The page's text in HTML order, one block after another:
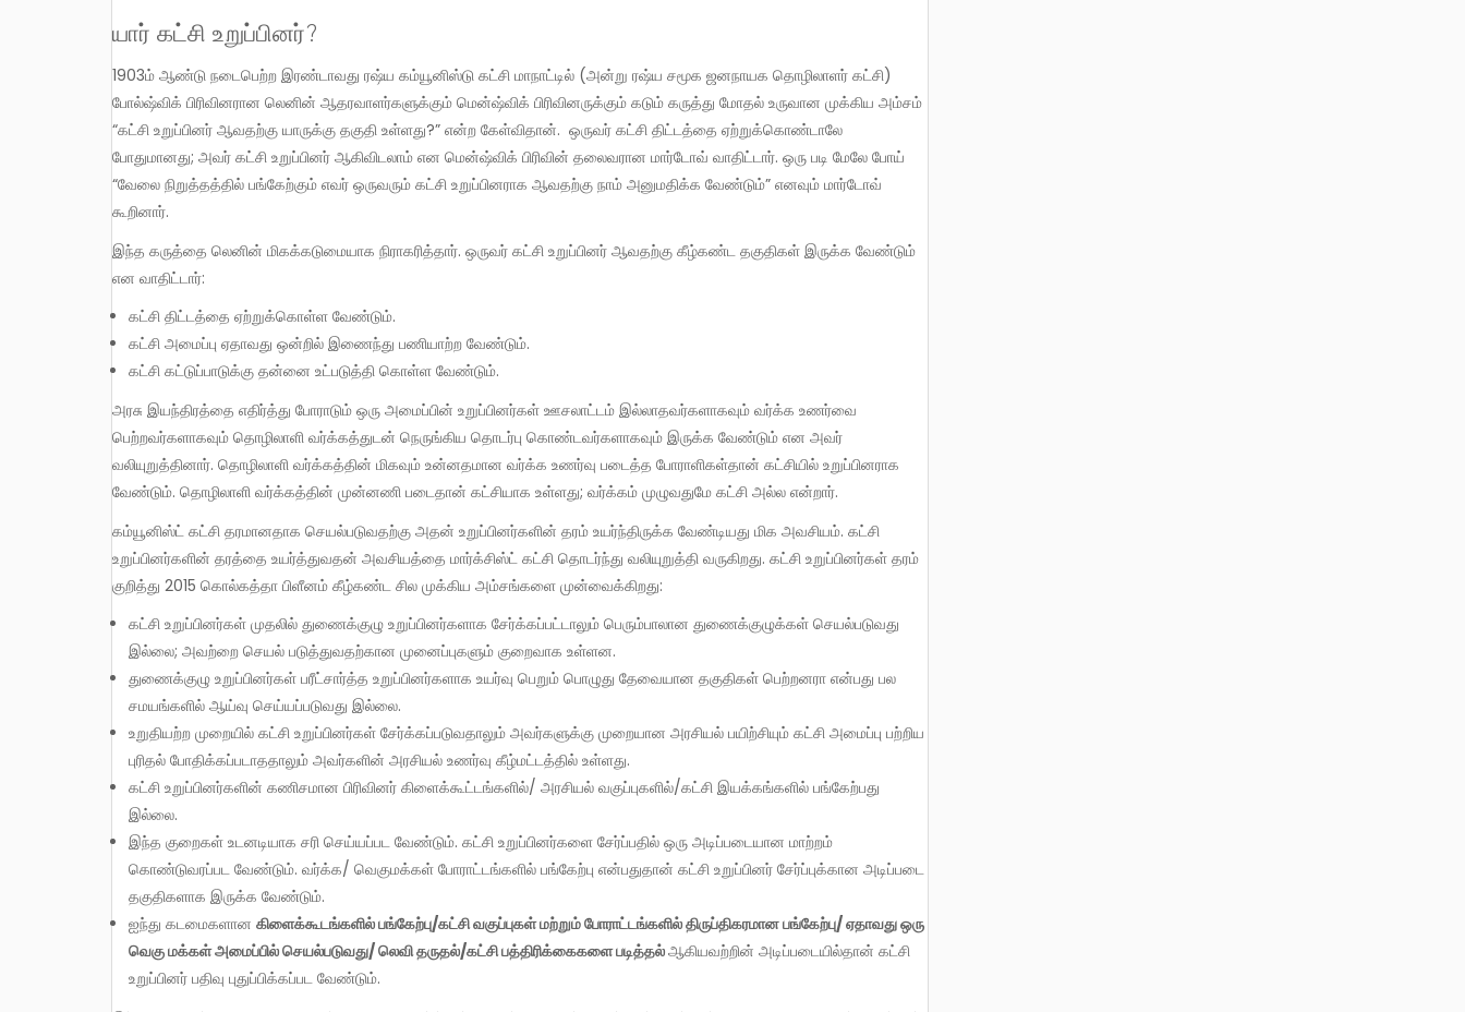
யார் கட்சி உறுப்பினர்?
1903ம் ஆண்டு நடைபெற்ற இரண்டாவது ரஷ்ய கம்யூனிஸ்டு கட்சி மாநாட்டில் (அன்று ரஷ்ய சமூக ஜனநாயக தொழிலாளர் கட்சி)
போல்ஷ்விக் பிரிவினரான லெனின் ஆதரவாளர்களுக்கும் மென்ஷ்விக் பிரிவினருக்கும் கடும் கருத்து மோதல் உருவான முக்கிய அம்சம்
“கட்சி உறுப்பினர் ஆவதற்கு யாருக்கு தகுதி உள்ளது?” என்ற கேள்விதான். ஒருவர் கட்சி திட்டத்தை ஏற்றுக்கொண்டாலே
போதுமானது; அவர் கட்சி உறுப்பினர் ஆகிவிடலாம் என மென்ஷ்விக் பிரிவின் தலைவரான மார்டோவ் வாதிட்டார். ஒரு படி மேலே போய்
“வேலை நிறுத்தத்தில் பங்கேற்கும் எவர் ஒருவரும் கட்சி உறுப்பினராக ஆவதற்கு நாம் அனுமதிக்க வேண்டும்” எனவும் மார்டோவ்
கூறினார்.
இந்த கருத்தை லெனின் மிகக்கடுமையாக நிராகரித்தார். ஒருவர் கட்சி உறுப்பினர் ஆவதற்கு கீழ்கண்ட தகுதிகள் இருக்க வேண்டும்
என வாதிட்டார்:
கட்சி திட்டத்தை ஏற்றுக்கொள்ள வேண்டும்.
கட்சி அமைப்பு ஏதாவது ஒன்றில் இணைந்து பணியாற்ற வேண்டும்.
கட்சி கட்டுப்பாடுக்கு தன்னை உட்படுத்தி கொள்ள வேண்டும்.
அரசு இயந்திரத்தை எதிர்த்து போராடும் ஒரு அமைப்பின் உறுப்பினர்கள் ஊசலாட்டம் இல்லாதவர்களாகவும் வர்க்க உணர்வை
பெற்றவர்களாகவும் தொழிலாளி வர்க்கத்துடன் நெருங்கிய தொடர்பு கொண்டவர்களாகவும் இருக்க வேண்டும் என அவர்
வலியுறுத்தினார். தொழிலாளி வர்க்கத்தின் மிகவும் உன்னதமான வர்க்க உணர்வு படைத்த போராளிகள்தான் கட்சியில் உறுப்பினராக
வேண்டும். தொழிலாளி வர்க்கத்தின் முன்னணி படைதான் கட்சியாக உள்ளது; வர்க்கம் முழுவதுமே கட்சி அல்ல என்றார்.
கம்யூனிஸ்ட் கட்சி தரமானதாக செயல்படுவதற்கு அதன் உறுப்பினர்களின் தரம் உயர்ந்திருக்க வேண்டியது மிக அவசியம். கட்சி
உறுப்பினர்களின் தரத்தை உயர்த்துவதன் அவசியத்தை மார்க்சிஸ்ட் கட்சி தொடர்ந்து வலியுறுத்தி வருகிறது. கட்சி உறுப்பினர்கள் தரம்
குறித்து 2015 கொல்கத்தா பிளீனம் கீழ்கண்ட சில முக்கிய அம்சங்களை முன்வைக்கிறது:
கட்சி உறுப்பினர்கள் முதலில் துணைக்குழு உறுப்பினர்களாக சேர்க்கப்பட்டாலும் பெரும்பாலான துணைக்குழுக்கள் செயல்படுவது
இல்லை; அவற்றை செயல் படுத்துவதற்கான முனைப்புகளும் குறைவாக உள்ளன.
துணைக்குழு உறுப்பினர்கள் பரீட்சார்த்த உறுப்பினர்களாக உயர்வு பெறும் பொழுது தேவையான தகுதிகள் பெற்றனரா என்பது பல
சமயங்களில் ஆய்வு செய்யப்படுவது இல்லை.
உறுதியற்ற முறையில் கட்சி உறுப்பினர்கள் சேர்க்கப்படுவதாலும் அவர்களுக்கு முறையான அரசியல் பயிற்சியும் கட்சி அமைப்பு பற்றிய
புரிதல் போதிக்கப்படாததாலும் அவர்களின் அரசியல் உணர்வு கீழ்மட்டத்தில் உள்ளது.
கட்சி உறுப்பினர்களின் கணிசமான பிரிவினர் கிளைக்கூட்டங்களில்/ அரசியல் வகுப்புகளில்/கட்சி இயக்கங்களில் பங்கேற்பது
இல்லை.
இந்த குறைகள் உடனடியாக சரி செய்யப்பட வேண்டும். கட்சி உறுப்பினர்களை சேர்ப்பதில் ஒரு அடிப்படையான மாற்றம்
கொண்டுவரப்பட வேண்டும். வர்க்க/ வெகுமக்கள் போராட்டங்களில் பங்கேற்பு என்பதுதான் கட்சி உறுப்பினர் சேர்ப்புக்கான அடிப்படை
தகுதிகளாக இருக்க வேண்டும்.
ஐந்து கடமைகளான கிளைக்கூடங்களில் பங்கேற்பு/கட்சி வகுப்புகள் மற்றும் போராட்டங்களில் திருப்திகரமான பங்கேற்பு/ ஏதாவது ஒரு
வெகு மக்கள் அமைப்பில் செயல்படுவது/ லெவி தருதல்/கட்சி பத்திரிக்கைகளை படித்தல்ஆகியவற்றின் அடிப்படையில்தான் கட்சி
உறுப்பினர் பதிவு புதுப்பிக்கப்பட வேண்டும்.